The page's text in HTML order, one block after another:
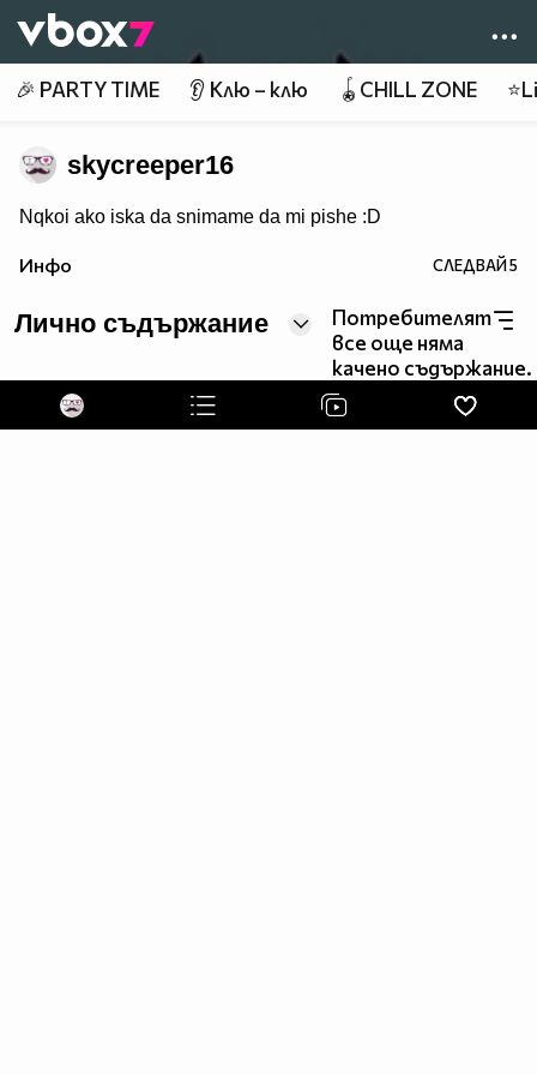
👾
🎉 PARTY TIME 👂 Клю – клю 🪀CHILL ZONE
skycreeper16
Nqkoi ako iska da snimame da mi pishe :D
Инфо СЛЕДВАЙ5
Лично съдържание
Потребителят
все още няма
качено съдържание.